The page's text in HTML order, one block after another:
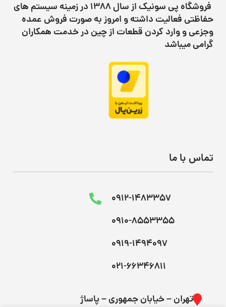
فروشگاه پی سونیک از سال ۱۳۸۸ در زمینه سیستم های
حفاظتی فعالیت داشته و امروز به صورت فروش عمده
وجزعی و وارد کردن قطعات از چین در خدمت همکاران
گرامی میباشد
تماس با ما
0912-1483357
0910-8553355
0919-1494097
021-66346811
تهران – خیابان جمهوری – پاساژ